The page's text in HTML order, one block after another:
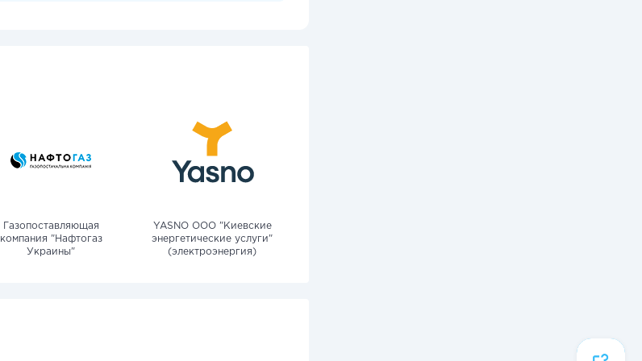
Газопоставляющая
компания "Нафтогаз
Украины"
YASNO OOO "Киевские
энергетические услуги"
(электроэнергия)